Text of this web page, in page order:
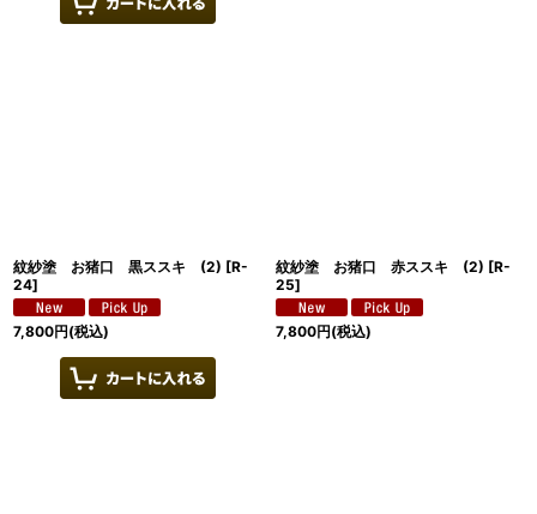
紋紗塗 お猪口 黒ススキ (2) [R-
24]
7,800円(税込)
紋紗塗 お猪口 赤ススキ (2) [R-
25]
7,800円(税込)